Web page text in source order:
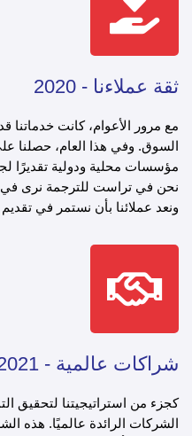
ثقة عملاءنا - 2020
مع مرور الأعوام، كانت خدماتنا
السوق. وفي هذا العام، حصلنا
مؤسسات محلية ودولية تقديرًا
نحن في تراست للترجمة نرى في
ونعد عملائنا بأن نستمر في
شراكات عالمية - 2021
كجزء من استراتيجيتنا لتحقيق
الشركات الرائدة عالميًا. هذه